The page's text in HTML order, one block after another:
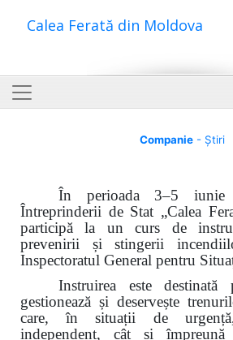
Calea Ferată din Moldova
Companie- Știri
În perioada 3–5 iunie
Întreprinderii de Stat „Calea
participă la un curs de
prevenirii și stingerii
Inspectoratul General pentru
Instruirea este destinată
gestionează și deservește
care, în situații de
independent, cât și